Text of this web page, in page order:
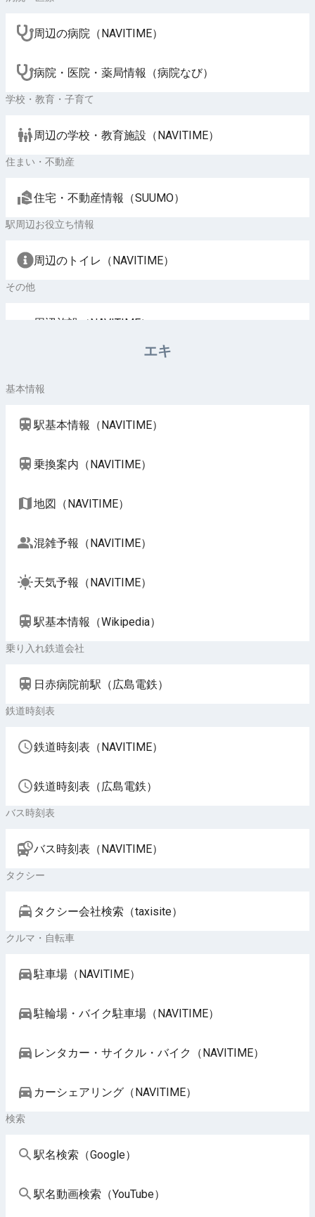
周辺の病院（NAVITIME）
病院・医院・薬局情報（病院なび）
学校・教育・子育て
周辺の学校・教育施設（NAVITIME）
住まい・不動産
住宅・不動産情報（SUUMO）
駅周辺お役立ち情報
周辺のトイレ（NAVITIME）
その他
周辺施設（NAVITIME）
エキ
基本情報
駅基本情報（NAVITIME）
乗換案内（NAVITIME）
地図（NAVITIME）
混雑予報（NAVITIME）
天気予報（NAVITIME）
駅基本情報（Wikipedia）
乗り入れ鉄道会社
日赤病院前駅（広島電鉄）
鉄道時刻表
鉄道時刻表（NAVITIME）
鉄道時刻表（広島電鉄）
バス時刻表
バス時刻表（NAVITIME）
タクシー
タクシー会社検索（taxisite）
クルマ・自転車
駐車場（NAVITIME）
駐輪場・バイク駐車場（NAVITIME）
レンタカー・サイクル・バイク（NAVITIME）
カーシェアリング（NAVITIME）
検索
駅名検索（Google）
駅名動画検索（YouTube）